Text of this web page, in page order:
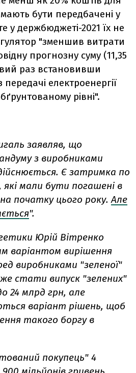
мають бути передбачені у
у держбюджеті-2021 їх не
"зменшив витрати
прогнозну суму (11,35
раз встановивши
електроенергії
рівні".
заявляв, що
з виробниками
Є затримка по
мали бути погашені в
початку цього року.Але
".
Юрій Вітренко
варіантом вирішення
виробниками "зеленої"
стати випуск "зелених"
24 млрд грн, але
варіант рішень, щоб
такого боргу в
покупець" 4